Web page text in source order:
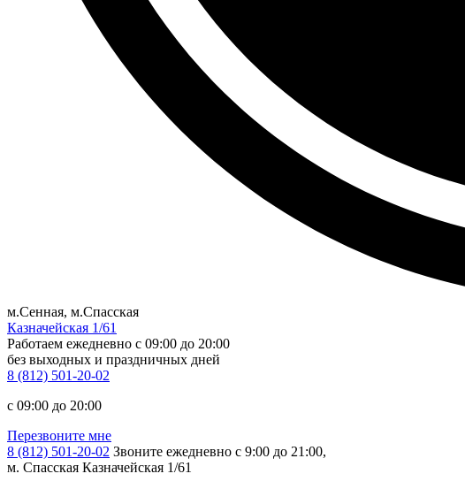
м.Сенная, м.Спасская
Казначейская 1/61
Работаем ежедневно c 09:00 до 20:00
без выходных и праздничных дней
8 (812) 501-20-02
c 09:00 до 20:00
Перезвоните мне
8 (812) 501-20-02 Звоните ежедневно с 9:00 до 21:00,
м. Спасская Казначейская 1/61